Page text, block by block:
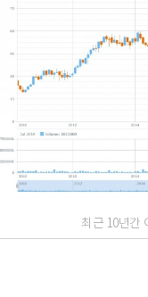
최근 10년간